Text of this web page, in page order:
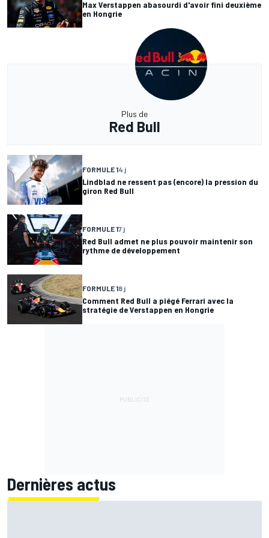
Max Verstappen abasourdi d'avoir fini deuxième
en Hongrie
Plus de
Red Bull
FORMULE 14 j
Lindblad ne ressent pas (encore) la pression du
giron Red Bull
FORMULE 17 j
Red Bull admet ne plus pouvoir maintenir son
rythme de développement
FORMULE 18 j
Comment Red Bull a piégé Ferrari avec la
stratégie de Verstappen en Hongrie
Dernières actus